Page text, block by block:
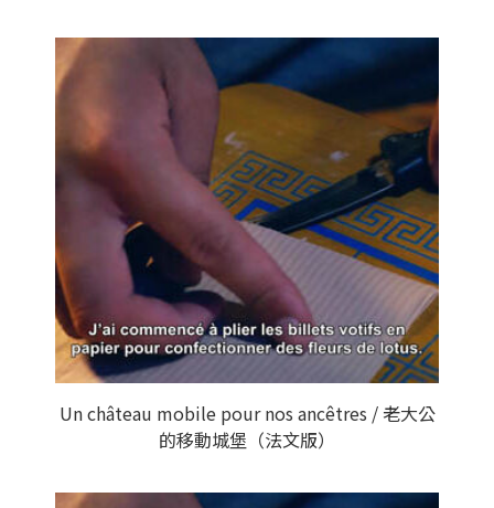
Un château mobile pour nos ancêtres / 老大公
的移動城堡（法文版）